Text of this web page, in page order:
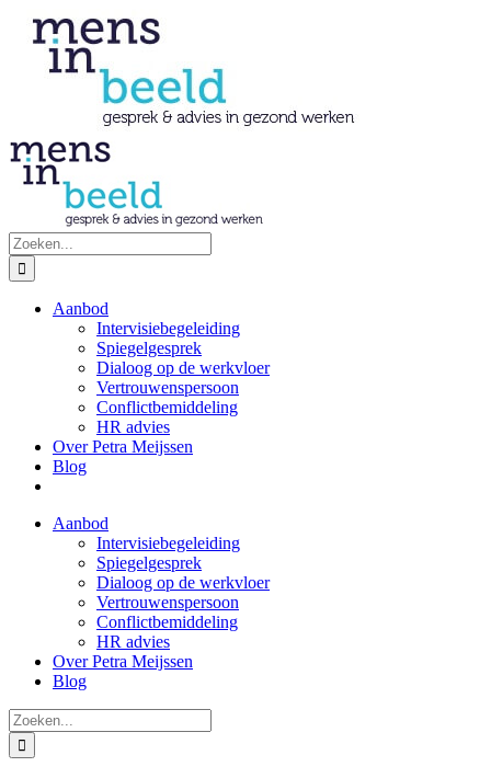
naar
inhoud
Zoeken
naar:
Aanbod
Intervisiebegeleiding
Spiegelgesprek
Dialoog op de werkvloer
Vertrouwenspersoon
Conflictbemiddeling
HR advies
Over Petra Meijssen
Blog
Aanbod
Intervisiebegeleiding
Spiegelgesprek
Dialoog op de werkvloer
Vertrouwenspersoon
Conflictbemiddeling
HR advies
Over Petra Meijssen
Blog
Zoeken
naar: